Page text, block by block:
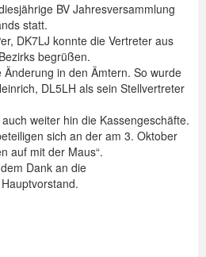
BV Jahresversammlung
statt.
DK7LJ konnte die Vertreter aus
begrüßen.
in den Ämtern. So wurde
DL5LH als sein Stellvertreter
weiter hin die Kassengeschäfte.
sich an der am 3. Oktober
auf mit der Maus“.
Dank an die